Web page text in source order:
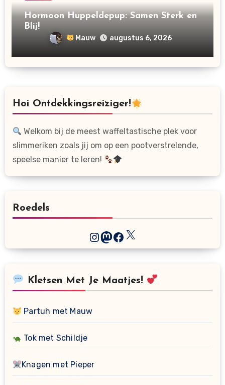
Hormoon Huppeldepup: Samen Sterk en
Blij!
Mauw augustus 6, 2026
Hoi Ontdekkingsreiziger!
Welkom bij de meest waffeltastische plek voor
slimmeriken zoals jij om op een pootverstrelende,
speelse manier te leren!
Roedels
Instagram
Mastodon
Facebook
X
Kletsen Met Je Maatjes!
Partuh met Mauw
Tok met Schildje
Knagen met Pieper